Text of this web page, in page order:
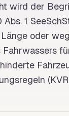
wird der
1
Länge oder
(KVR